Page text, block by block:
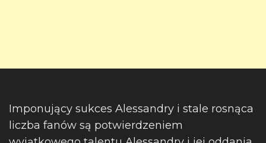
Imponujący sukces Alessandry i stale rosnąca
liczba fanów są potwierdzeniem